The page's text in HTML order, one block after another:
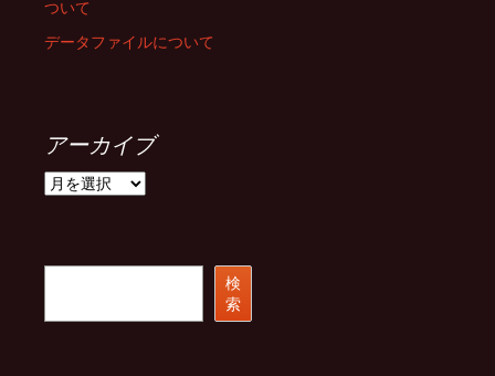
ついて
データファイルについて
アーカイブ
ア
検
索